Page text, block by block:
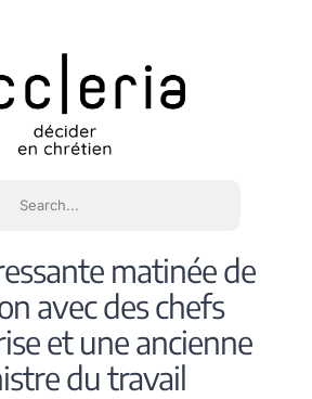
nous ?
matinée de
avec des chefs
et une ancienne
du travail